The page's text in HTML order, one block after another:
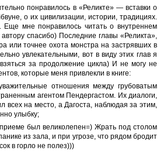
понравилось в «Реликте» — вставки о
о их цивилизации, истории, традициях.
мне понравилось читать о внутреннем
спасибо) Последние главы «Реликта»,
или точнее охота монстра на застрявших в
увлекательными, вот в виду этих глав я
за продолжение цикла) И не могу не
которые меня привлекли в книге:
отношения между грубоватым
агентом Пендергастом. Их диалоги,
всех на место, а Дагоста, наблюдая за этим,
улыбку;
был великолепен=) Жрать под столом
из зала, и при угрозе, что рядом бродит
в горло не полез)))